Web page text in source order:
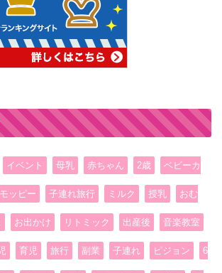
イベント 母乳 赤ちゃん 2歳 ベビーカ
モッピー 子連れ旅行 ミルク 授乳 おむ
お出かけ リトミック 出産後 音楽教室
育児 旅行 副業 子連れ ピジョン 6